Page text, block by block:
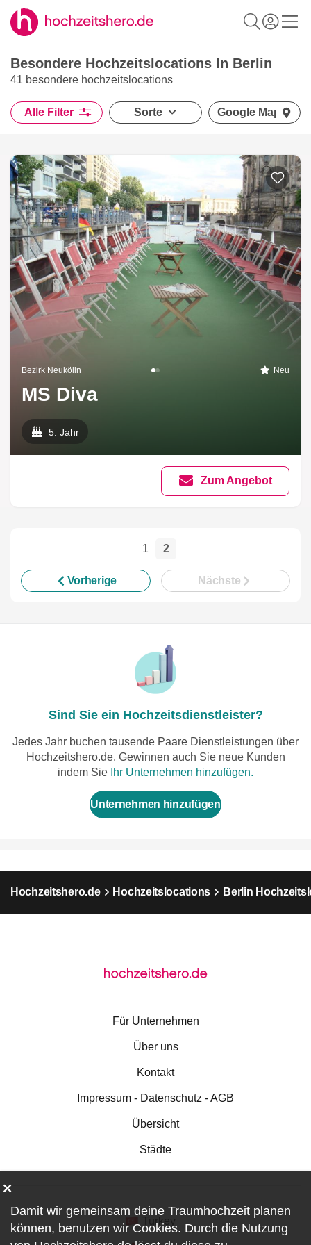
Besondere Hochzeitslocations In Berlin
41 besondere hochzeitslocations
Alle Filter Sorte Google Maps
Bezirk Neukölln Neu
MS Diva
5. Jahr
Zum Angebot
1 2
Vorherige Nächste
Sind Sie ein Hochzeitsdienstleister?
Jedes Jahr buchen tausende Paare Dienstleistungen über
Hochzeitshero.de. Gewinnen auch Sie neue Kunden
indem Sie Ihr Unternehmen hinzufügen.
Unternehmen hinzufügen
Hochzeitshero.de Hochzeitslocations Berlin
Für Unternehmen
Über uns
Kontakt
Impressum - Datenschutz - AGB
Übersicht
Städte
Turkey
Damit wir gemeinsam deine Traumhochzeit planen
können, benutzen wir Cookies. Durch die Nutzung